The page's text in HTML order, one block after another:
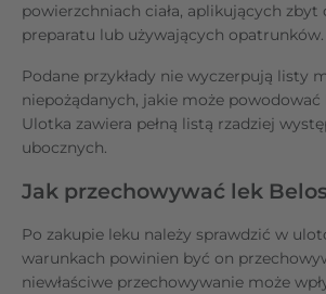
powierzchniach ciała, aplikujących zbyt
preparatu lub używających opatrunków.
Podane przykłady nie wyczerpują listy
niepożądanych, jakie może powodować
Ulotka zawiera pełną listą rzadziej
ubocznych.
Jak przechowywać lek
Po zakupie leku należy sprawdzić w
warunkach powinien być on
niewłaściwe przechowywanie może